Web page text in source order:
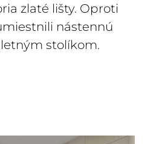
zlaté lišty. Oproti
nástennú
stolíkom.